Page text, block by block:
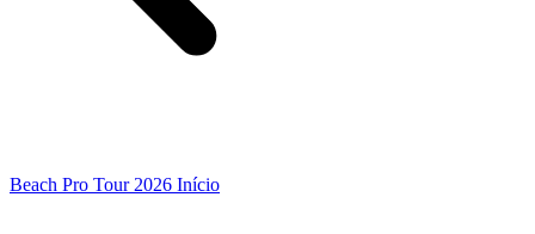
Beach Pro Tour 2026 Início